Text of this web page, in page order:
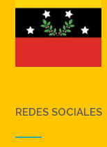
REDES SOCIALES